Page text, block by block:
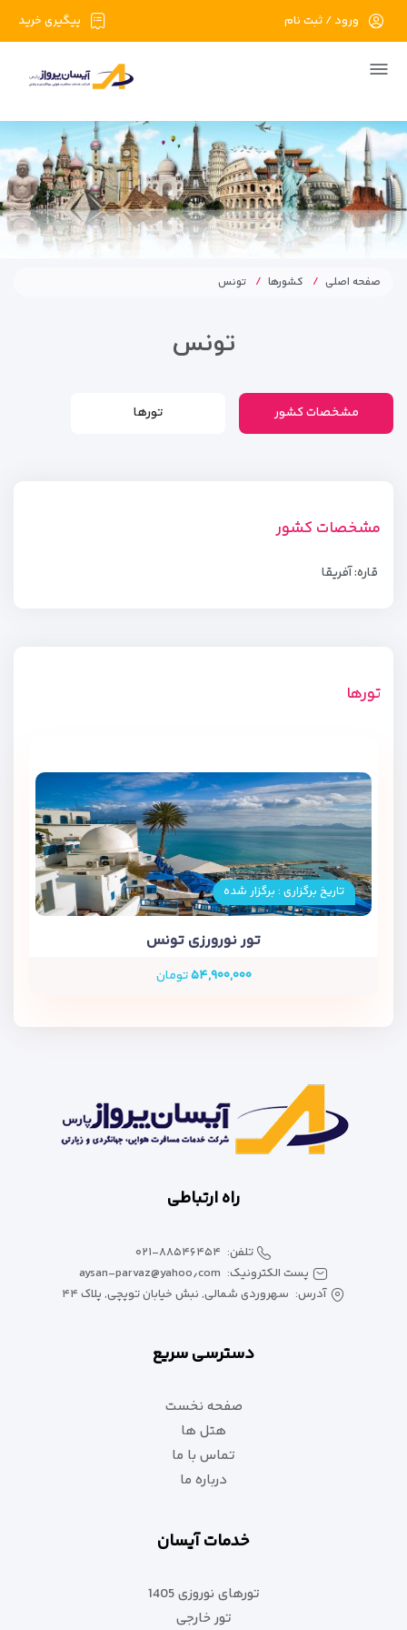
پیگیری خرید ورود / ثبت نام
صفحه اصلی کشورها تونس
تونس
مشخصات کشور تورها
مشخصات کشور
قاره: آفریقا
تورها
تاریخ برگزاری : برگزار شده
تور نورورزی تونس
۵۴,۹۰۰,۰۰۰تومان
راه ارتباطی
تلفن: ۰۲۱-۸۸۵۴۶۴۵۴
پست الکترونیک: aysan-parvaz@yahoo٫com
آدرس: سهروردی شمالی, نبش خیابان توپچی, پلاک ۴۴
دسترسی سریع
صفحه نخست
هتل ها
تماس با ما
درباره ما
خدمات آیسان
تورهای نوروزی 1405
تور خارجی